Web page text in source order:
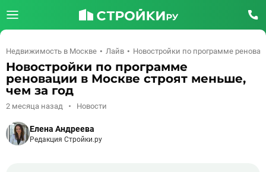
Недвижимость в Москве Лайв Новостройки по программе
Новостройки по программе
реновации в Москве строят меньше,
чем за год
2 месяца назад Новости
Елена Андреева
Редакция Стройки.ру